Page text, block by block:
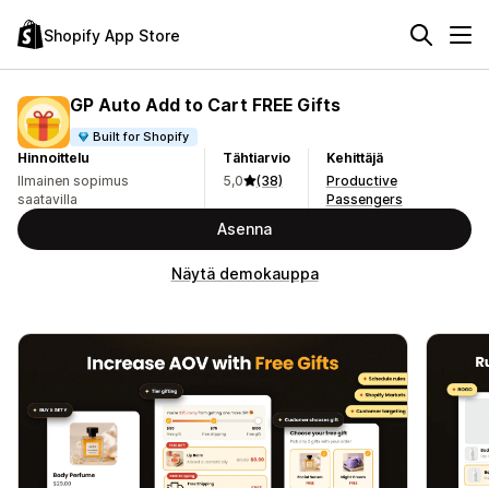
Shopify App Store
GP Auto Add to Cart FREE Gifts
Built for Shopify
Hinnoittelu
Ilmainen sopimus
saatavilla
Tähtiarvio
5,0
(38)
Kehittäjä
Productive
Passengers
Asenna
Näytä demokauppa